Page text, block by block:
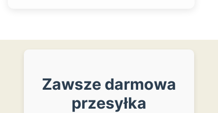
Zawsze darmowa
przesyłka